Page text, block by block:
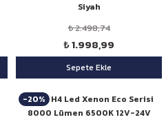
Siyah
₺ 2.498,74
₺ 1.998,99
Sepete Ekle
-20%
Niken H4 Led Xenon Eco Serisi
8000 Lümen 6500K 12V-24V